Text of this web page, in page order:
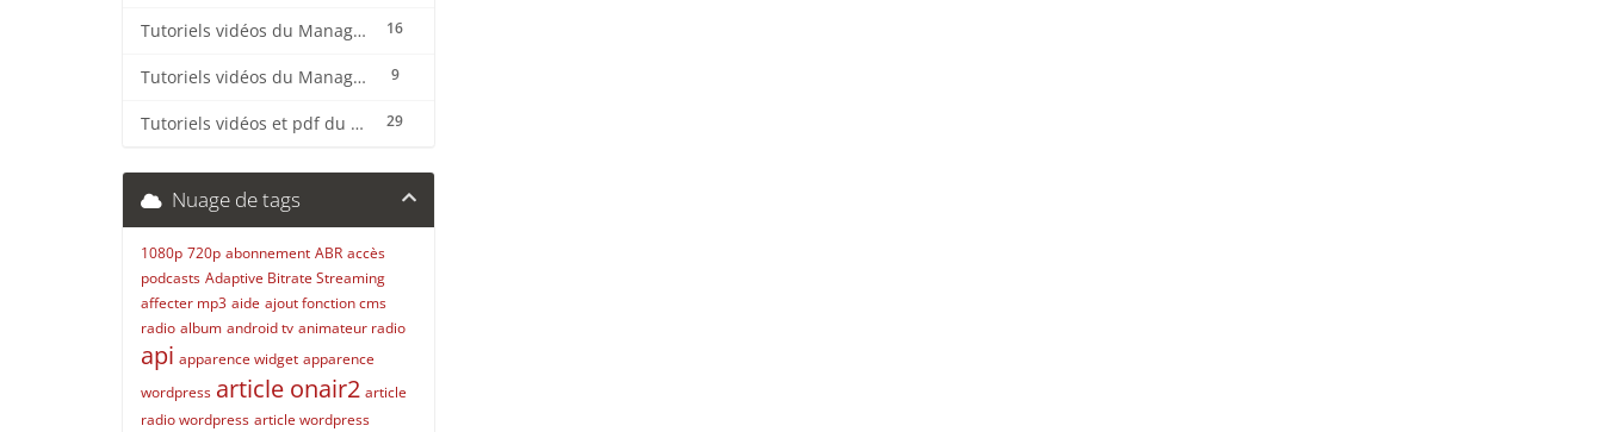
16
Tutoriels vidéos du Manager Radio CentovaCast
9
Tutoriels vidéos du Manager Radio STREAMING CENTER
29
Tutoriels vidéos et pdf du CMS Radio Wordpress + OnAir2/Pro.Radio
Nuage de tags
1080p 720p abonnement ABR accès
podcasts Adaptive Bitrate Streaming
affecter mp3 aide ajout fonction cms
radio album android tv animateur radio
api apparence widget apparence
wordpress article onair2 article
radio wordpress article wordpress